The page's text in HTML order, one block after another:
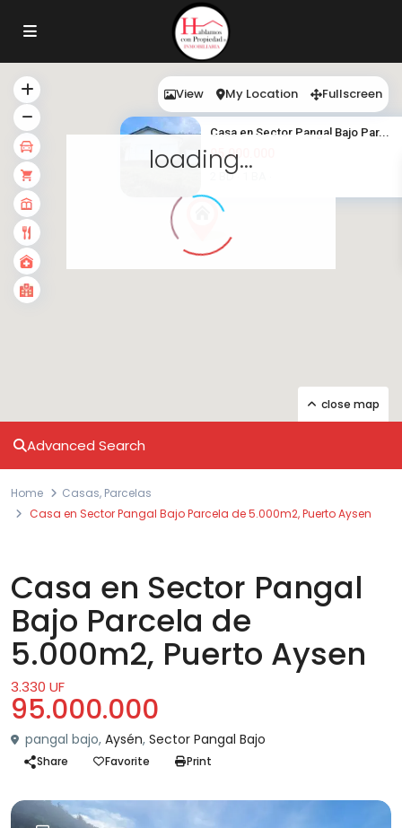
Casa en Sector Pangal Bajo Par...
95.000.000
2 BD
loading...
close map
View My Location Fullscreen
Advanced Search
Home Casas, Parcelas
Casa en Sector Pangal Bajo Parcela de 5.000m2, Puerto Aysen
Casa en Sector Pangal
Bajo Parcela de
5.000m2, Puerto Aysen
3.330 UF
95.000.000
pangal bajo, Aysén, Sector Pangal Bajo
Share Favorite Print